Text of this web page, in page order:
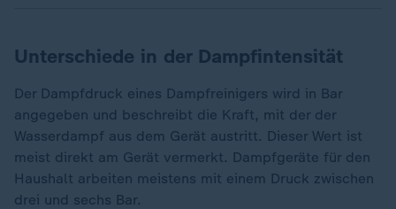
Unterschiede in der Dampfintensität
Der Dampfdruck eines Dampfreinigers wird in Bar
angegeben und beschreibt die Kraft, mit der der
Wasserdampf aus dem Gerät austritt. Dieser Wert ist
meist direkt am Gerät vermerkt. Dampfgeräte für den
Haushalt arbeiten meistens mit einem Druck zwischen
drei und sechs Bar.